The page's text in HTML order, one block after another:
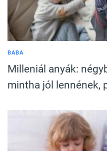
BABA
Milleniál anyák:
mintha jól lennének,